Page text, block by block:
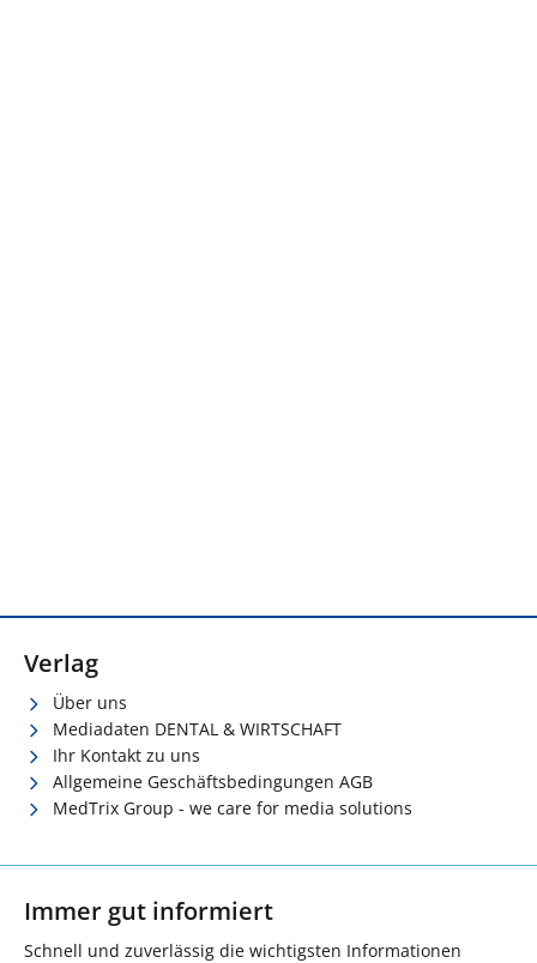
Verlag
Über uns
Mediadaten DENTAL & WIRTSCHAFT
Ihr Kontakt zu uns
Allgemeine Geschäftsbedingungen AGB
MedTrix Group - we care for media solutions
Immer gut informiert
Schnell und zuverlässig die wichtigsten Informationen